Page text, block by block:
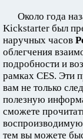
Около года
Kickstarter был
наручных часов
облегчения
подробности и
рамках CES. Эти
вам не только
полезную
сможете
тем вы можете